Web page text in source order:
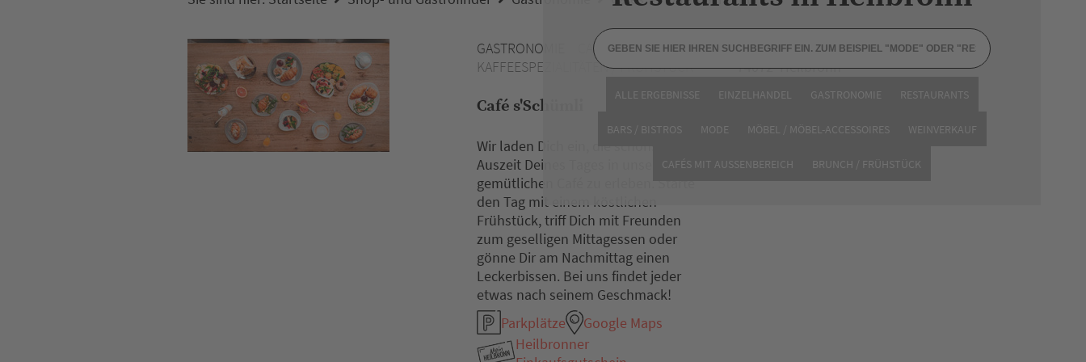
ALLE ERGEBNISSE EINZELHANDEL GASTRONOMIE RESTAURANTS
BARS / BISTROS MODE MÖBEL / MÖBEL-ACCESSOIRES WEINVERKAUF
CAFÉS MIT AUSSENBEREICH BRUNCH / FRÜHSTÜCK
GASTRONOMIE
CAFÉ /
KAFFEESPEZIALITÄTEN / FRÜHSTÜCK
Café s'Schümli
Wir laden Dich ein, die schönste
Auszeit Deines Tages in unserem
gemütlichen Café zu erleben. Starte
den Tag mit einem köstlichen
Frühstück, triff Dich mit Freunden
zum geselligen Mittagessen oder
gönne Dir am Nachmittag einen
Leckerbissen. Bei uns findet jeder
etwas nach seinem Geschmack!
Parkplätze
Google Maps
Heilbronner
Sülmerstraße 9
74072 Heilbronn
Website